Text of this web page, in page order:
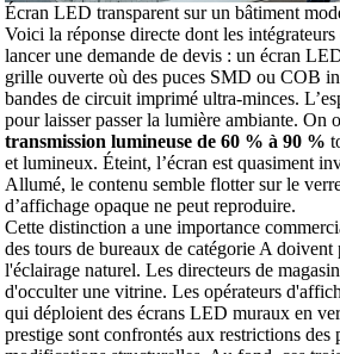
Écran LED transparent sur un bâtiment
Voici la réponse directe dont les
lancer une demande de devis : un écran
grille ouverte où des puces SMD ou COB
bandes de circuit imprimé ultra-minces.
pour laisser passer la lumière ambiante. On
transmission lumineuse de 60 % à 90 %
et lumineux. Éteint, l’écran est quasiment
Allumé, le contenu semble flotter sur le
d’affichage opaque ne peut reproduire.
Cette distinction a une importance
des tours de bureaux de catégorie A
l'éclairage naturel. Les directeurs de
d'occulter une vitrine. Les opérateurs
qui déploient des écrans LED muraux en
prestige sont confrontés aux restrictions des